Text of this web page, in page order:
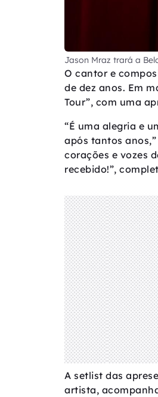
Jason Mraz trará a
O cantor e
de dez anos. Em
Tour”, com uma
“É uma alegria e
após tantos
corações e vozes
recebido!”,
A setlist das
artista,